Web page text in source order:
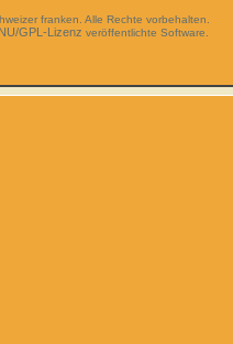
franken. Alle Rechte vorbehalten.
GPL-Lizenz veröffentlichte Software.